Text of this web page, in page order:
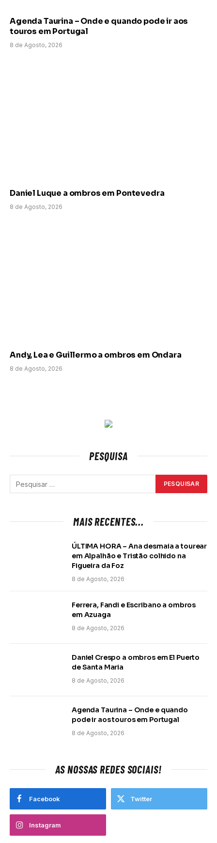
Agenda Taurina – Onde e quando pode ir aos
touros em Portugal
8 de Agosto, 2026
Daniel Luque a ombros em Pontevedra
8 de Agosto, 2026
Andy, Lea e Guillermo a ombros em Ondara
8 de Agosto, 2026
PESQUISA
MAIS RECENTES...
ÚLTIMA HORA – Ana desmaia a tourear
em Alpalhão e Tristão colhido na
Figueira da Foz
8 de Agosto, 2026
Ferrera, Fandi e Escribano a ombros
em Azuaga
8 de Agosto, 2026
Daniel Crespo a ombros em El Puerto
de Santa Maria
8 de Agosto, 2026
Agenda Taurina – Onde e quando
pode ir aos touros em Portugal
8 de Agosto, 2026
AS NOSSAS REDES SOCIAIS!
Facebook Twitter
Instagram